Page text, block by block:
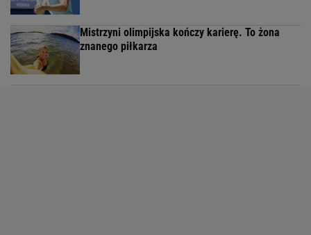
Mistrzyni olimpijska kończy karierę. To żona
znanego piłkarza